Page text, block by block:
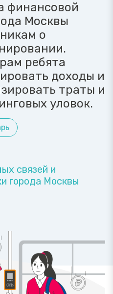
финансовой
Москвы
о
ребята
доходы и
траты и
уловок.
связей и
города Москвы